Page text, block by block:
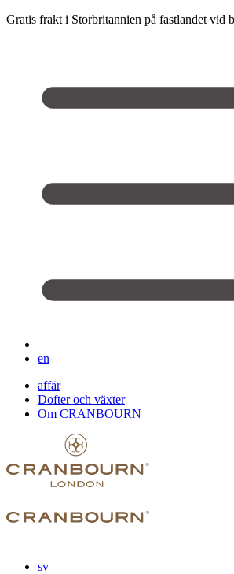
Gratis frakt i Storbritannien på fastlandet vid
en
affär
Dofter och växter
Om CRANBOURN
sv